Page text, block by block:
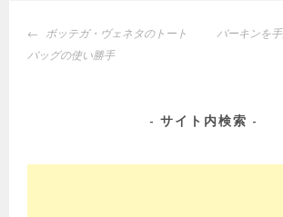
投
稿
シ
ボッテガ・ヴェネタのトート
バッグの使い勝手
バーキンを
サイト内検索